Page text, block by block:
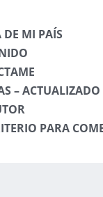
DE MI PAÍS
–
PARA